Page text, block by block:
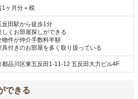
1ヶ月分＋税
反田駅から徒歩1分
しくお部屋探しができる
物件が仲介手数料半額
具付きのお部屋を多く取り扱っている
都品川区東五反田1-11-12 五反田大力ビル4F
できる